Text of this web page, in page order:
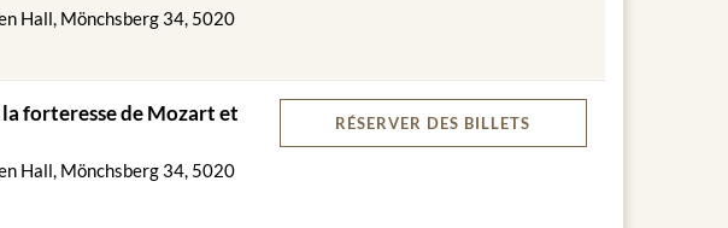
un menu végétarien.
conditions météorologiques sont favorables, le dîner VIP sera servi sur la
Hall, Mönchsberg 34, 5020
forteresse de Mozart et
Hall, Mönchsberg 34, 5020
RÉSERVER DES BILLETS